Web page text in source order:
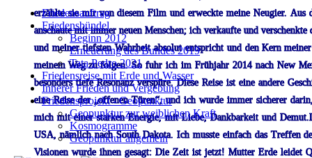
erzählte sie mir von diesem Film und erweckte meine Neugier. Aus
anschaute mit immer neuen Menschen; ich verkaufte und
und meiner tiefsten Wahrheit absolut entspricht und den Kern
meinem Weg zu folgen. So fuhr ich im Frühjahr 2014 nach New
besonders tiefe Resonanz verspüre. Diese Reise ist eine andere
eine Reise der „offenen Türen“, und ich wurde immer sicherer
mich mit einer starken Energie, mit Liebe, Dankbarkeit und
USA, nämlich nach South Dakota. Ich musste einfach das Treffen
Visionen wurde ihnen gesagt: Die Zeit ist jetzt! Mutter Erde leidet
Friedensauftrag
Friedensbündel
Beginn 2012
Erneuerung des Bundes 2019
Tata Pedro 2021
Friedensreise mit Erde und Wasser
Innerer Frieden und Vergebung
Friedensprojekt - Geopunktur
Geopunktur zur weiblichen Kraft
Kosmogramme
Geopunktur allgemein